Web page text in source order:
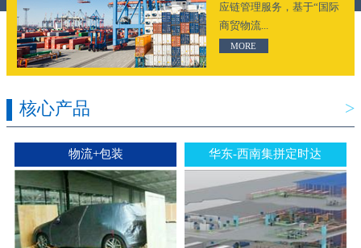
应链管理服务，基于“国际
商贸物流...
MORE
核心产品 >
物流+包装 华东-西南集拼定时达